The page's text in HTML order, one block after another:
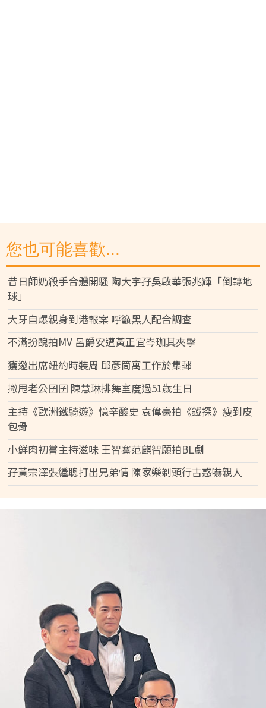
您也可能喜歡...
昔日師奶殺手合體開騷 陶大宇孖吳啟華張兆輝「倒轉地
球」
大牙自爆親身到港報案 呼籲黑人配合調查
不滿扮醜拍MV 呂爵安遭黃正宜岑珈其夾擊
獲邀出席紐約時裝周 邱彥筒寓工作於集郵
撇甩老公囝囝 陳慧琳排舞室度過51歲生日
主持《歐洲鐵騎遊》憶辛酸史 袁偉豪拍《鐵探》瘦到皮
包骨
小鮮肉初嘗主持滋味 王智騫范麒智願拍BL劇
孖黃宗澤張繼聰打出兄弟情 陳家樂剃頭行古惑嚇親人